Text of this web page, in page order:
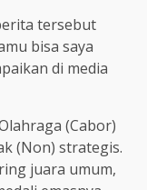
tersebut
bisa saya
di media
(Cabor)
(Non) strategis.
juara umum,